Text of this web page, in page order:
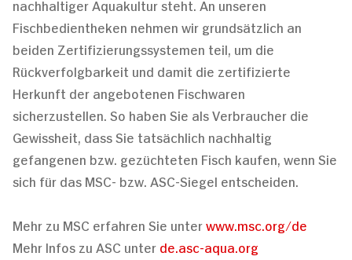
nachhaltiger Aquakultur steht. An unseren
Fischbedientheken nehmen wir grundsätzlich an
beiden Zertifizierungssystemen teil, um die
Rückverfolgbarkeit und damit die zertifizierte
Herkunft der angebotenen Fischwaren
sicherzustellen. So haben Sie als Verbraucher die
Gewissheit, dass Sie tatsächlich nachhaltig
gefangenen bzw. gezüchteten Fisch kaufen, wenn Sie
sich für das MSC- bzw. ASC-Siegel entscheiden.
Mehr zu MSC erfahren Sie unterwww.msc.org/de
Mehr Infos zu ASC unter de.asc-aqua.org